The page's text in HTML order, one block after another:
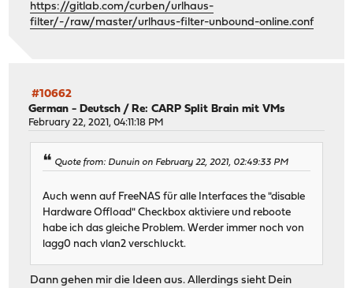
https://gitlab.com/curben/urlhaus-
filter/-/raw/master/urlhaus-filter-unbound-online.conf
#10662
German - Deutsch / Re: CARP Split Brain mit VMs
February 22, 2021, 04:11:18 PM
Quote from: Dunuin on February 22, 2021, 02:49:33 PM
Auch wenn auf FreeNAS für alle Interfaces the "disable
Hardware Offload" Checkbox aktiviere und reboote
habe ich das gleiche Problem. Werder immer noch von
lagg0 nach vlan2 verschluckt.
Dann gehen mir die Ideen aus. Allerdings sieht Dein